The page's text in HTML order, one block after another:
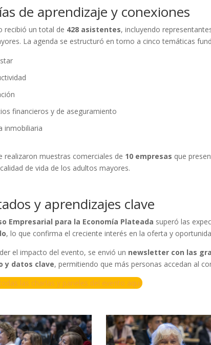
de aprendizaje y conexiones
recibió un total de 428 asistentes, incluyendo
La agenda se estructuró en torno a cinco temáticas
financieros y de aseguramiento
inmobiliaria
realizaron muestras comerciales de 10 empresas que
de vida de los adultos mayores.
y aprendizajes clave
Empresarial para la Economía Plateada superó las
, lo que confirma el creciente interés en la oferta y
el impacto del evento, se envió un newsletter con las
y datos clave, permitiendo que más personas accedan al
las charlas y paneles del evento aquí: